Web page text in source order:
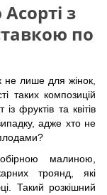
з
по
не лише для жінок,
таких композицій
фруктів та квітів
адже хто не
малиною,
троянд, які
Такий розкішний